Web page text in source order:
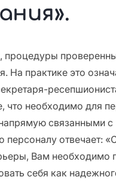
процедуры
На практике это
что необходимо для
связанными
отвечает:
Вам необходимо
себя как